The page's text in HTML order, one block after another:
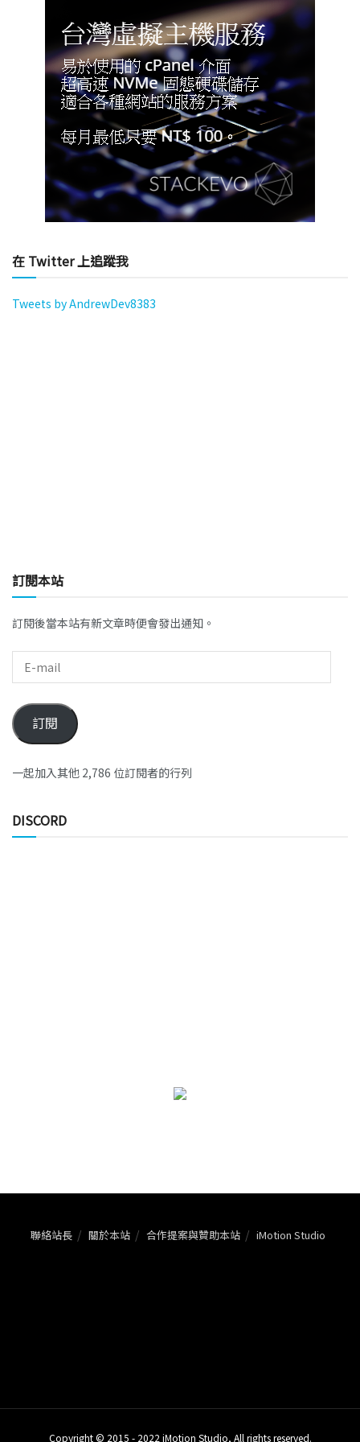
在 Twitter 上追蹤我
Tweets by AndrewDev8383
訂閱本站
訂閱後當本站有新文章時便會發出通知。
訂閱
一起加入其他 2,786 位訂閱者的行列
DISCORD
聯絡站長 關於本站 合作提案與贊助本站 iMotion Studio
Copyright © 2015 - 2022 iMotion Studio, All rights reserved.